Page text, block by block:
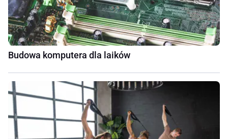
Budowa komputera dla laików